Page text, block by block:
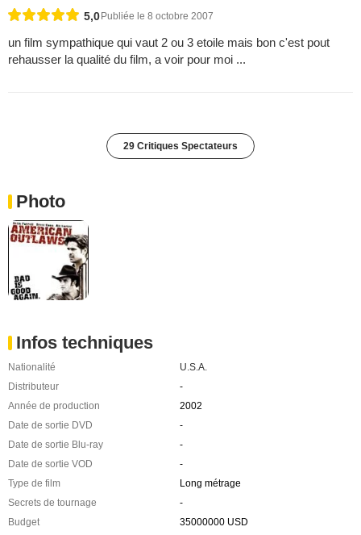
5,0Publiée le 8 octobre 2007
un film sympathique qui vaut 2 ou 3 etoile mais bon c'est pout
rehausser la qualité du film, a voir pour moi ...
29 Critiques Spectateurs
Photo
Infos techniques
Nationalité
U.S.A.
Distributeur
-
Année de production
2002
Date de sortie DVD
-
Date de sortie Blu-ray
-
Date de sortie VOD
-
Type de film
Long métrage
Secrets de tournage
-
Budget
35000000 USD